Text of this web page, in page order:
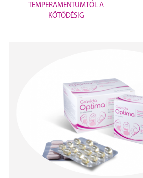
TEMPERAMENTUMTÓL A
KÖTŐDÉSIG